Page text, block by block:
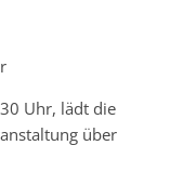
Uhr, lädt die
über